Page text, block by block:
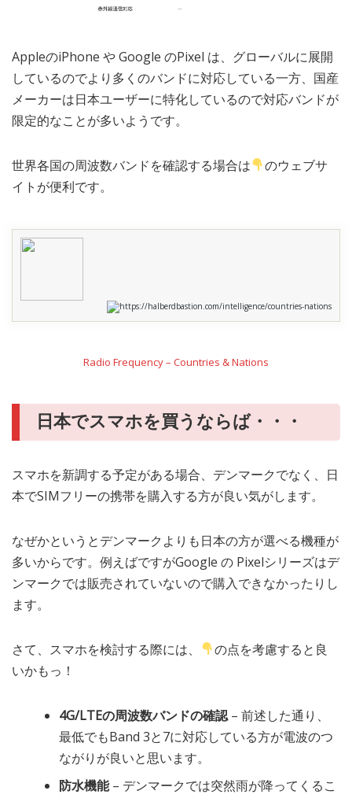
AppleのiPhone や Google のPixel は、グローバルに展開
しているのでより多くのバンドに対応している一方、国産
メーカーは日本ユーザーに特化しているので対応バンドが
限定的なことが多いようです。
世界各国の周波数バンドを確認する場合は
のウェブサ
イトが便利です。
https://halberdbastion.com/intelligence/countries-nations
Radio Frequency – Countries & Nations
日本でスマホを買うならば・・・
スマホを新調する予定がある場合、デンマークでなく、日
本でSIMフリーの携帯を購入する方が良い気がします。
なぜかというとデンマークよりも日本の方が選べる機種が
多いからです。例えばですがGoogle の Pixelシリーズはデ
ンマークでは販売されていないので購入できなかったりし
ます。
さて、スマホを検討する際には、
の点を考慮すると良
いかもっ！
4G/LTEの周波数バンドの確認– 前述した通り、
最低でもBand 3と7に対応している方が電波のつ
ながりが良いと思います。
防水機能– デンマークでは突然雨が降ってくるこ